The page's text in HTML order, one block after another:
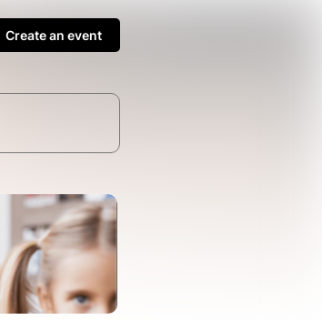
Create an event